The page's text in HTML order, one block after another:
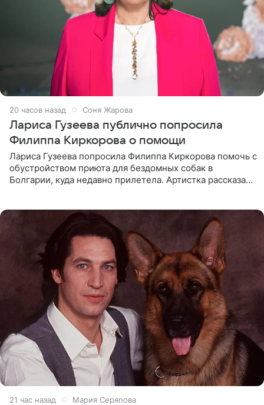
20 часов назад Соня Жарова
Лариса Гузеева публично попросила
Филиппа Киркорова о помощи
Лариса Гузеева попросила Филиппа Киркорова помочь с
обустройством приюта для бездомных собак в
Болгарии, куда недавно прилетела. Артистка рассказала
21 час назад Мария Серяпова